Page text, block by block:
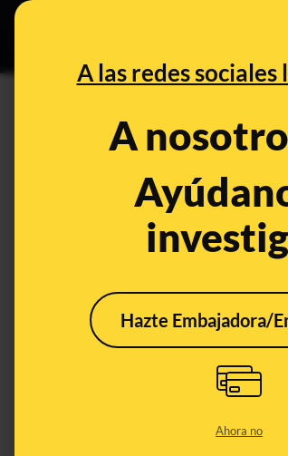
A las redes sociales
A
Hazte Embajadora/
Ahora no
Qué sabemos de
"recogida de
como asociación
Sistema judicial
CONTEXTO